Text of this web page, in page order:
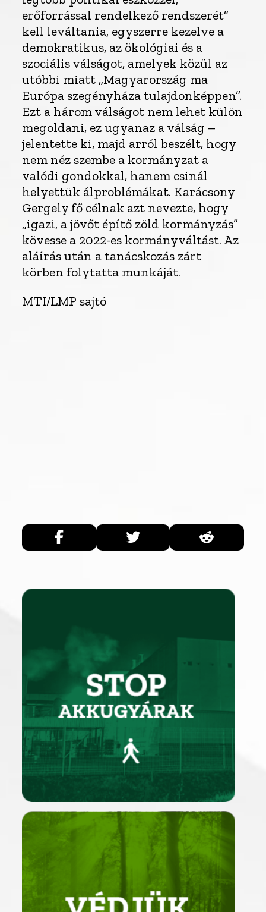
erőforrással rendelkező rendszerét”
kell leváltania, egyszerre kezelve a
demokratikus, az ökológiai és a
szociális válságot, amelyek közül az
utóbbi miatt „Magyarország ma
Európa szegényháza tulajdonképpen”.
Ezt a három válságot nem lehet külön
megoldani, ez ugyanaz a válság –
jelentette ki, majd arról beszélt, hogy
nem néz szembe a kormányzat a
valódi gondokkal, hanem csinál
helyettük álproblémákat. Karácsony
Gergely fő célnak azt nevezte, hogy
„igazi, a jövőt építő zöld kormányzás”
kövesse a 2022-es kormányváltást. Az
aláírás után a tanácskozás zárt
körben folytatta munkáját.
MTI/LMP sajtó